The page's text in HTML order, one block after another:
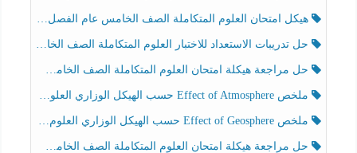
هيكل امتحان العلوم المتكاملة الصف الخامس عام الفصل الدراسي الثالث 2025-2026
حل تدريبات الاستعداد للاختبار العلوم المتكاملة الصف الخامس عام الفصل الثالث
حل مراجعة هيكلة امتحان العلوم المتكاملة الصف الخامس انسبير الفصل الثالث
ملخص Effect of Atmosphere حسب الهيكل الوزاري العلوم المتكاملة الصف الخامس انسبير الفصل الثالث
ملخص Effect of Geosphere حسب الهيكل الوزاري العلوم المتكاملة الصف الخامس انسبير الفصل الثالث
حل مراجعة هيكلة امتحان العلوم المتكاملة الصف الخامس عام الفصل الثالث